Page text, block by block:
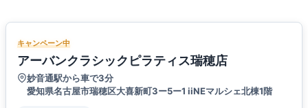
キャンペーン中
アーバンクラシックピラティス瑞穂店
妙音通駅から車で3分
愛知県名古屋市瑞穂区大喜新町3ー5ー1 iiNEマルシェ北棟1階